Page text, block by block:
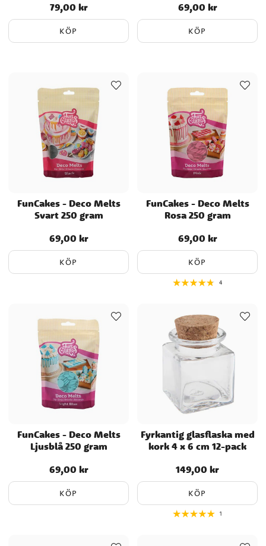
Pris:79,00 kr
79,00 kr
KÖP
Pris:69,00 kr
69,00 kr
KÖP
FunCakes - Deco Melts
Svart 250 gram
Pris:69,00 kr
69,00 kr
KÖP
FunCakes - Deco Melts
Rosa 250 gram
Pris:69,00 kr
69,00 kr
KÖP
4
FunCakes - Deco Melts
Ljusblå 250 gram
Pris:69,00 kr
69,00 kr
KÖP
Fyrkantig glasflaska med
kork 4 x 6 cm 12-pack
Pris:149,00 kr
149,00 kr
KÖP
1